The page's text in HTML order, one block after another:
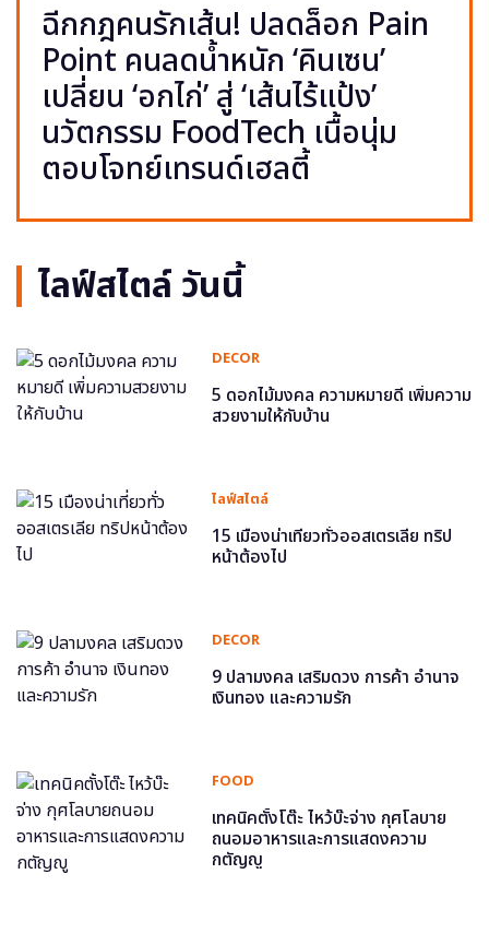
ฉีกกฎคนรักเส้น! ปลดล็อก Pain
Point คนลดน้ำหนัก ‘คินเซน’
เปลี่ยน ‘อกไก่’ สู่ ‘เส้นไร้แป้ง’
นวัตกรรม FoodTech เนื้อนุ่ม
ตอบโจทย์เทรนด์เฮลตี้
ไลฟ์สไตล์ วันนี้
DECOR
5 ดอกไม้มงคล ความหมายดี เพิ่มความ
สวยงามให้กับบ้าน
ไลฟ์สไตล์
15 เมืองน่าเที่ยวทั่วออสเตรเลีย ทริป
หน้าต้องไป
DECOR
9 ปลามงคล เสริมดวง การค้า อำนาจ
เงินทอง และความรัก
FOOD
เทคนิคตั้งโต๊ะ ไหว้บ๊ะจ่าง กุศโลบาย
ถนอมอาหารและการแสดงความ
กตัญญู